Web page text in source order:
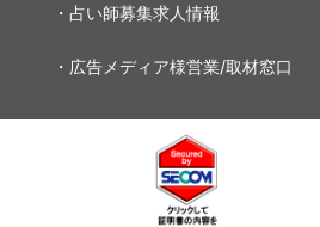
・占い師募集求人情報
・広告メディア様営業/取材窓口